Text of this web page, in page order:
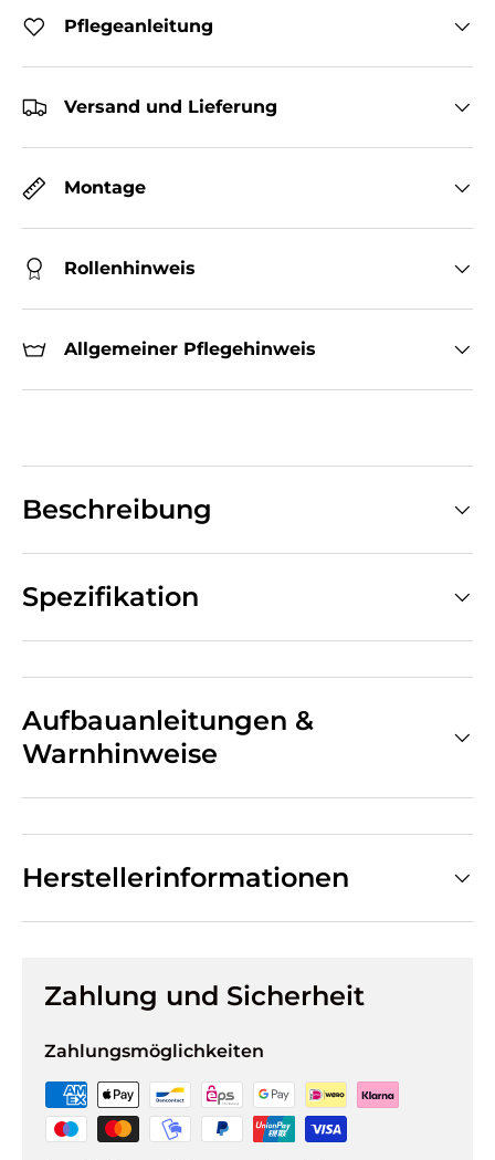
Pflegeanleitung
Versand und Lieferung
Montage
Rollenhinweis
Allgemeiner Pflegehinweis
Beschreibung
Spezifikation
Aufbauanleitungen &
Warnhinweise
Herstellerinformationen
Zahlung und Sicherheit
Zahlungsmöglichkeiten